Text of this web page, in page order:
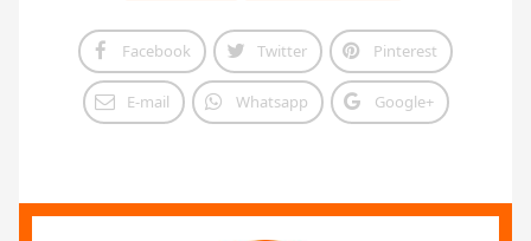
Facebook Twitter Pinterest
E-mail Whatsapp Google+